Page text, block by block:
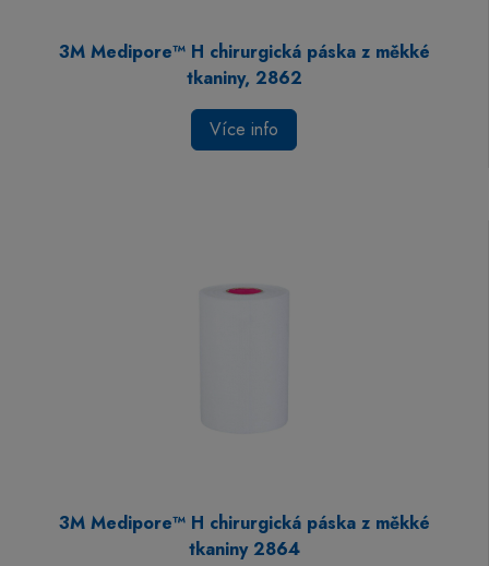
3M Medipore™ H chirurgická páska z měkké
tkaniny, 2862
Více info
3M Medipore™ H chirurgická páska z měkké
tkaniny 2864